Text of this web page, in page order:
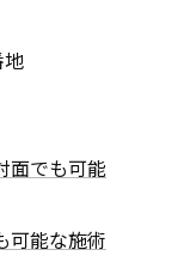
面でも可能
可能な施術